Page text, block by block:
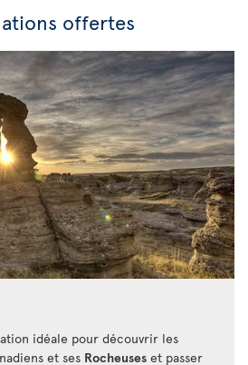
offertes
idéale pour découvrir les
et ses Rocheuses et passer